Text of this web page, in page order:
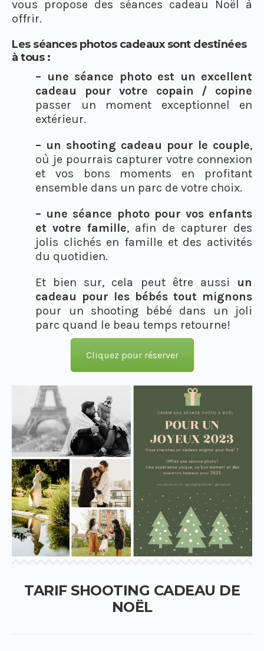
vous propose des séances cadeau Noël à
offrir.
Les séances photos cadeaux sont destinées
à tous :
– une séance photo est un excellent
cadeau pour votre copain / copine
passer un moment exceptionnel en
extérieur.
– un shooting cadeau pour le couple,
où je pourrais capturer votre connexion
et vos bons moments en profitant
ensemble dans un parc de votre choix.
– une séance photo pour vos enfants
et votre famille, afin de capturer des
jolis clichés en famille et des activités
du quotidien.
Et bien sur, cela peut être aussi un
cadeau pour les bébés tout mignons
pour un shooting bébé dans un joli
parc quand le beau temps retourne!
Cliquez pour réserver
TARIF SHOOTING CADEAU DE
NOËL